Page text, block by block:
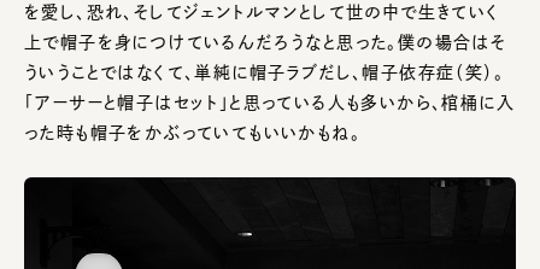
を愛し、恐れ、そしてジェントルマンとして世の中で生きていく
上で帽子を身につけているんだろうなと思った。僕の場合はそ
ういうことではなくて、単純に帽子ラブだし、帽子依存症（笑）。
「アーサーと帽子はセット」と思っている人も多いから、棺桶に入
った時も帽子をかぶっていてもいいかもね。